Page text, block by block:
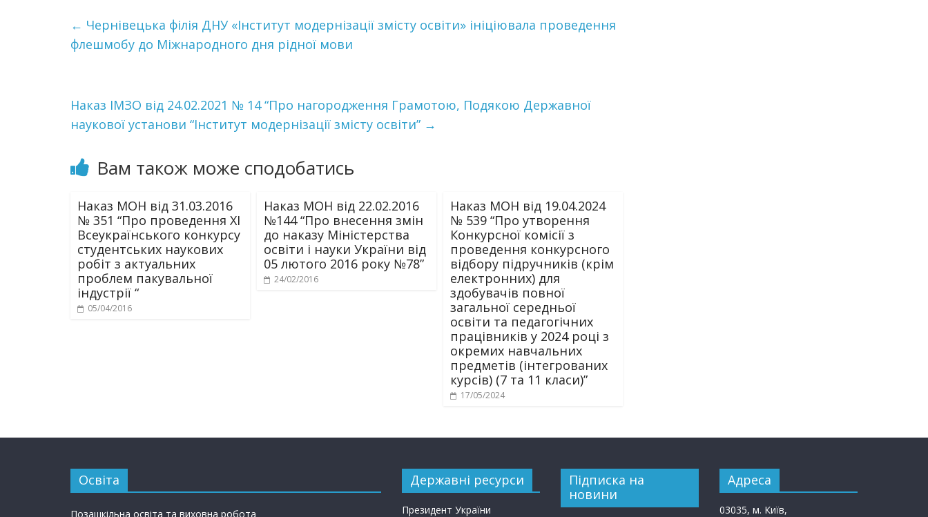
← Чернівецька філія ДНУ «Інститут модернізації змісту освіти» ініціювала проведення
флешмобу до Міжнародного дня рідної мови
Наказ ІМЗО від 24.02.2021 № 14 “Про нагородження Грамотою, Подякою Державної
наукової установи “Інститут модернізації змісту освіти” →
Вам також може сподобатись
Наказ МОН від 31.03.2016
№ 351 “Про проведення ХІ
Всеукраїнського конкурсу
студентських наукових
робіт з актуальних
проблем пакувальної
індустрії “
05/04/2016
Наказ МОН від 22.02.2016
№144 “Про внесення змін
до наказу Міністерства
освіти і науки України від
05 лютого 2016 року №78”
24/02/2016
Наказ МОН від 19.04.2024
№ 539 “Про утворення
Конкурсної комісії з
проведення конкурсного
відбору підручників (крім
електронних) для
здобувачів повної
загальної середньої
освіти та педагогічних
працівників у 2024 році з
окремих навчальних
предметів (інтегрованих
курсів) (7 та 11 класи)”
17/05/2024
Освіта
Позашкільна освіта та виховна робота
Державні ресурси
Президент України
Підписка на
новини
Адреса
03035, м. Київ,